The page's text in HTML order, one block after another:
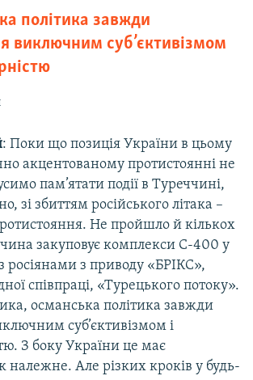
політика завжди
виключним суб’єктивізмом
: Поки що позиція України в цьому
акцентованому протистоянні не
пам’ятати події в Туреччині,
зі збиттям російського літака –
Не пройшло й кількох
закуповує комплекси С-400 у
з росіянами з приводу «БРІКС»,
співпраці, «Турецького потоку».
османська політика завжди
суб’єктивізмом і
З боку України це має
належне. Але різких кроків у будь-